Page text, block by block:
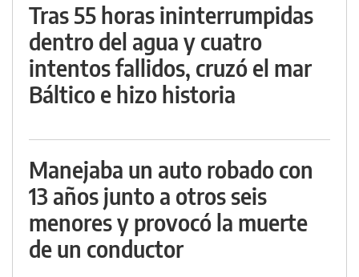
Tras 55 horas ininterrumpidas
dentro del agua y cuatro
intentos fallidos, cruzó el mar
Báltico e hizo historia
Manejaba un auto robado con
13 años junto a otros seis
menores y provocó la muerte
de un conductor